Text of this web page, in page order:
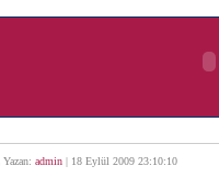
Yazan: admin| 18 Eylül 2009 23:10:10